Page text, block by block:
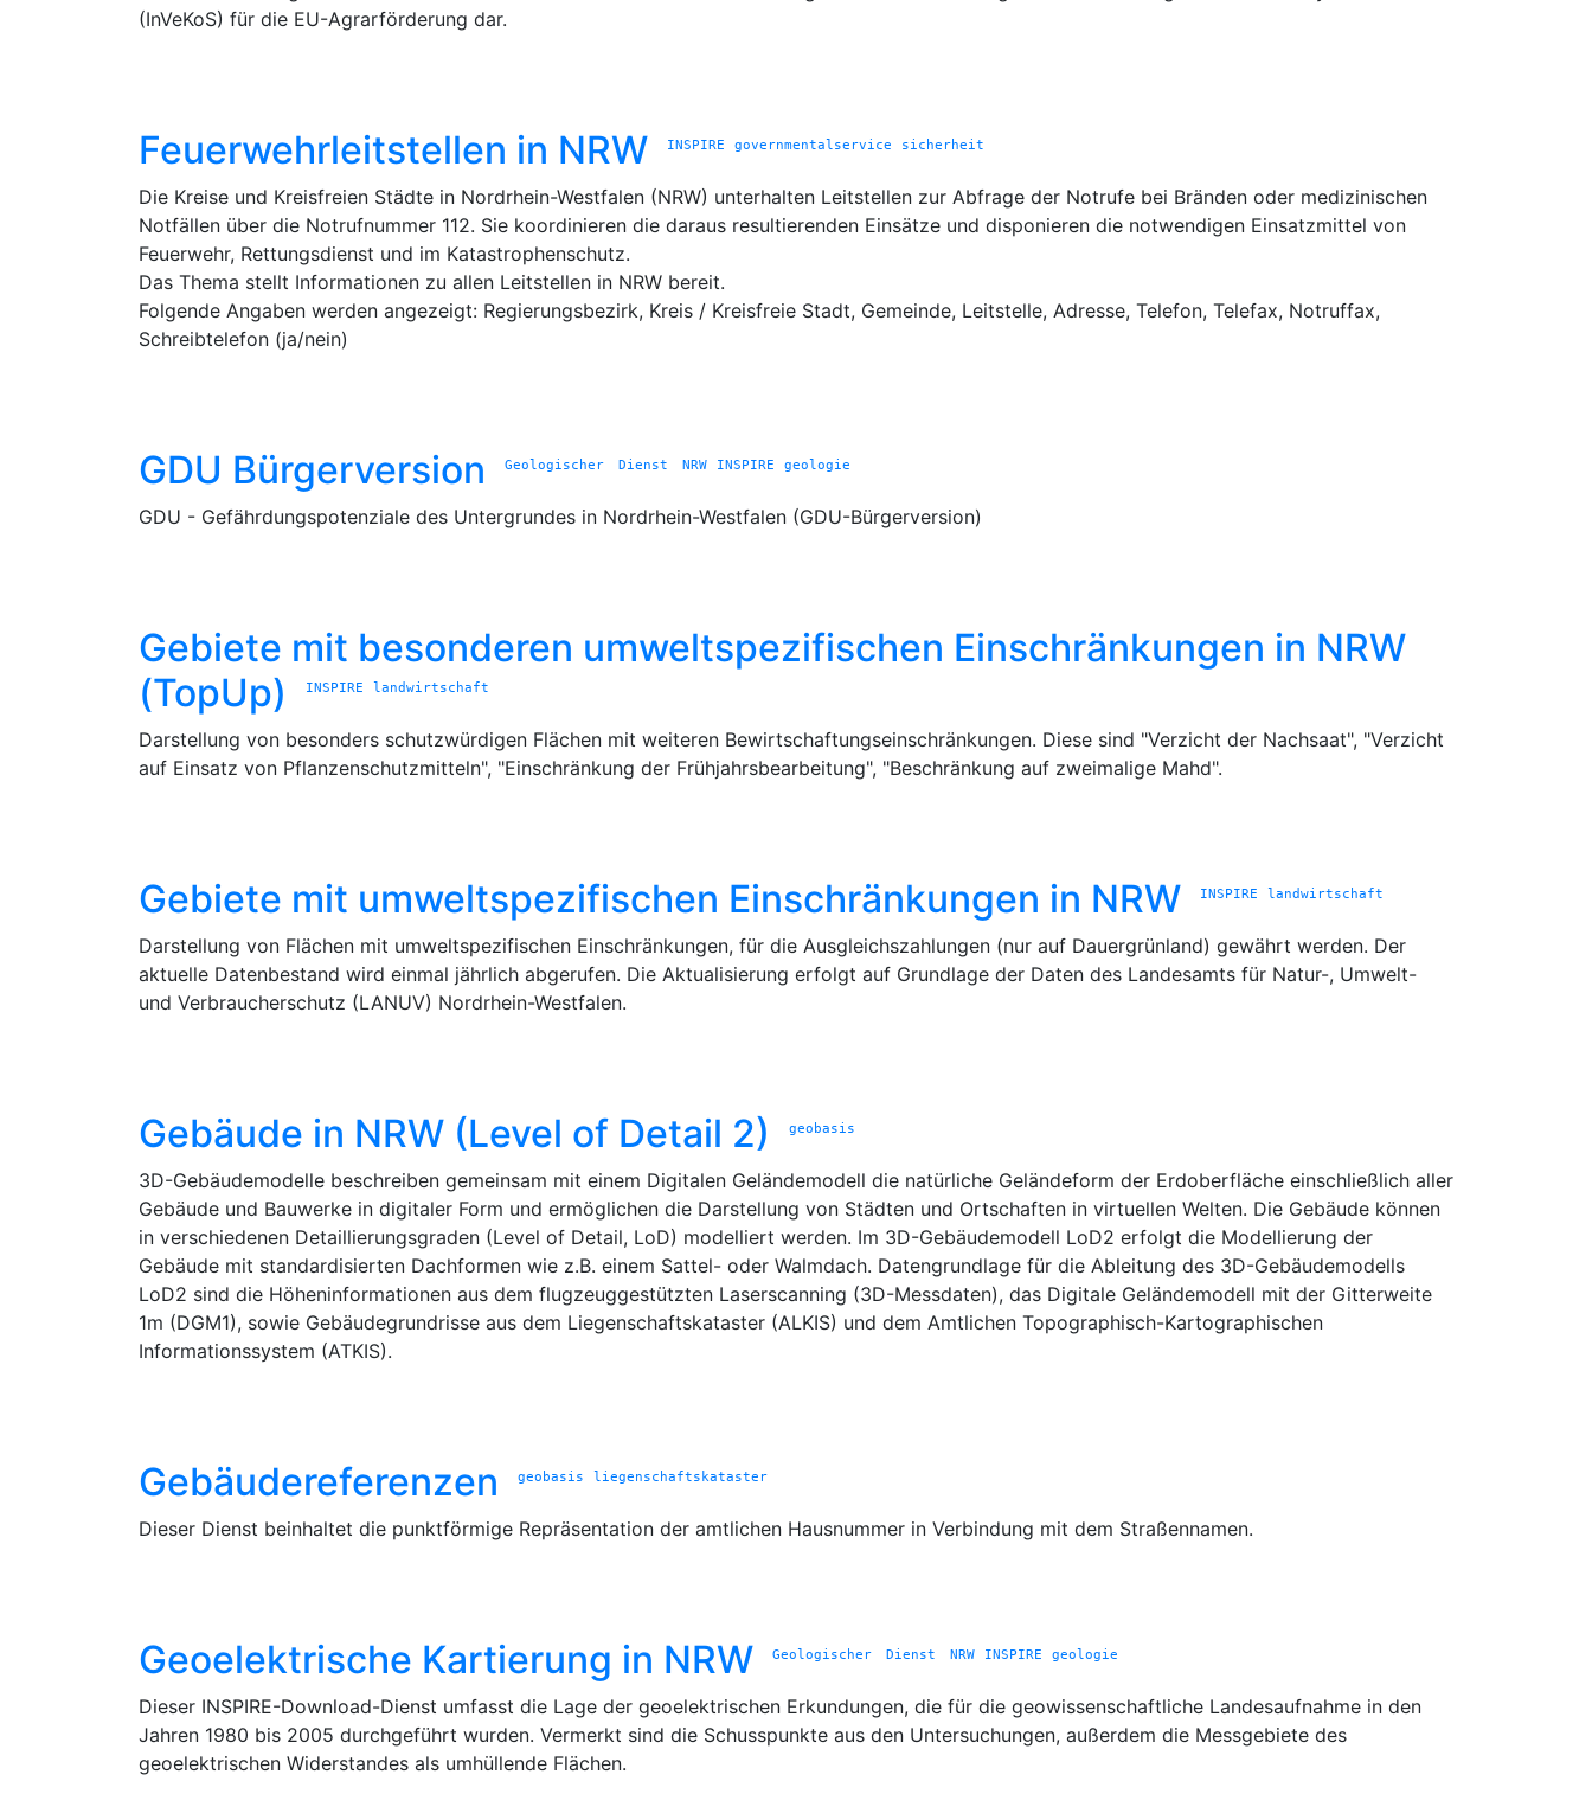
(InVeKoS) für die EU-Agrarförderung dar.
Feuerwehrleitstellen in NRW INSPIRE governmentalservice sicherheit
Die Kreise und Kreisfreien Städte in Nordrhein-Westfalen (NRW) unterhalten Leitstellen zur Abfrage der Notrufe bei Bränden oder medizinischen
Notfällen über die Notrufnummer 112. Sie koordinieren die daraus resultierenden Einsätze und disponieren die notwendigen Einsatzmittel von
Feuerwehr, Rettungsdienst und im Katastrophenschutz.
Das Thema stellt Informationen zu allen Leitstellen in NRW bereit.
Folgende Angaben werden angezeigt: Regierungsbezirk, Kreis / Kreisfreie Stadt, Gemeinde, Leitstelle, Adresse, Telefon, Telefax, Notruffax,
Schreibtelefon (ja/nein)
GDU Bürgerversion Geologischer Dienst NRW INSPIRE geologie
GDU - Gefährdungspotenziale des Untergrundes in Nordrhein-Westfalen (GDU-Bürgerversion)
Gebiete mit besonderen umweltspezifischen Einschränkungen in NRW
(TopUp)
INSPIRE landwirtschaft
Darstellung von besonders schutzwürdigen Flächen mit weiteren Bewirtschaftungseinschränkungen. Diese sind "Verzicht der Nachsaat", "Verzicht
auf Einsatz von Pflanzenschutzmitteln", "Einschränkung der Frühjahrsbearbeitung", "Beschränkung auf zweimalige Mahd".
Gebiete mit umweltspezifischen Einschränkungen in NRW INSPIRE landwirtschaft
Darstellung von Flächen mit umweltspezifischen Einschränkungen, für die Ausgleichszahlungen (nur auf Dauergrünland) gewährt werden. Der
aktuelle Datenbestand wird einmal jährlich abgerufen. Die Aktualisierung erfolgt auf Grundlage der Daten des Landesamts für Natur-, Umwelt-
und Verbraucherschutz (LANUV) Nordrhein-Westfalen.
Gebäude in NRW (Level of Detail 2) geobasis
3D-Gebäudemodelle beschreiben gemeinsam mit einem Digitalen Geländemodell die natürliche Geländeform der Erdoberfläche einschließlich aller
Gebäude und Bauwerke in digitaler Form und ermöglichen die Darstellung von Städten und Ortschaften in virtuellen Welten. Die Gebäude können
in verschiedenen Detaillierungsgraden (Level of Detail, LoD) modelliert werden. Im 3D-Gebäudemodell LoD2 erfolgt die Modellierung der
Gebäude mit standardisierten Dachformen wie z.B. einem Sattel- oder Walmdach. Datengrundlage für die Ableitung des 3D-Gebäudemodells
LoD2 sind die Höheninformationen aus dem flugzeuggestützten Laserscanning (3D-Messdaten), das Digitale Geländemodell mit der Gitterweite
1m (DGM1), sowie Gebäudegrundrisse aus dem Liegenschaftskataster (ALKIS) und dem Amtlichen Topographisch-Kartographischen
Informationssystem (ATKIS).
Gebäudereferenzen geobasis liegenschaftskataster
Dieser Dienst beinhaltet die punktförmige Repräsentation der amtlichen Hausnummer in Verbindung mit dem Straßennamen.
Geoelektrische Kartierung in NRW Geologischer Dienst NRW INSPIRE geologie
Dieser INSPIRE-Download-Dienst umfasst die Lage der geoelektrischen Erkundungen, die für die geowissenschaftliche Landesaufnahme in den
Jahren 1980 bis 2005 durchgeführt wurden. Vermerkt sind die Schusspunkte aus den Untersuchungen, außerdem die Messgebiete des
geoelektrischen Widerstandes als umhüllende Flächen.